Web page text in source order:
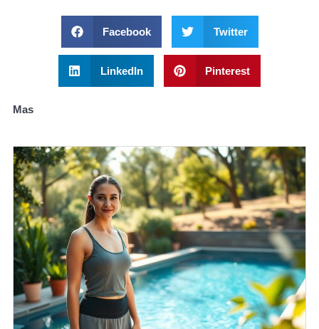
Facebook Twitter
LinkedIn Pinterest
Mas